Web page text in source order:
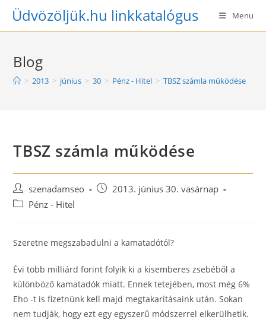
SkipÜdvözöljük.hu linkkatalógus Menu
Blog
> 2013 > június > 30 > Pénz - Hitel > TBSZ számla működése
TBSZ számla működése
Post
author:
szenadamseo
Post2013. június 30. vasárnap
PostPénz - Hitel
Szeretne megszabadulni a kamatadótól?
Évi több milliárd forint folyik ki a kisemberes zsebéből a
különböző kamatadók miatt. Ennek tetejében, most még 6%
Eho -t is fizetnünk kell majd megtakarításaink után. Sokan
nem tudják, hogy ezt egy egyszerű módszerrel elkerülhetik.